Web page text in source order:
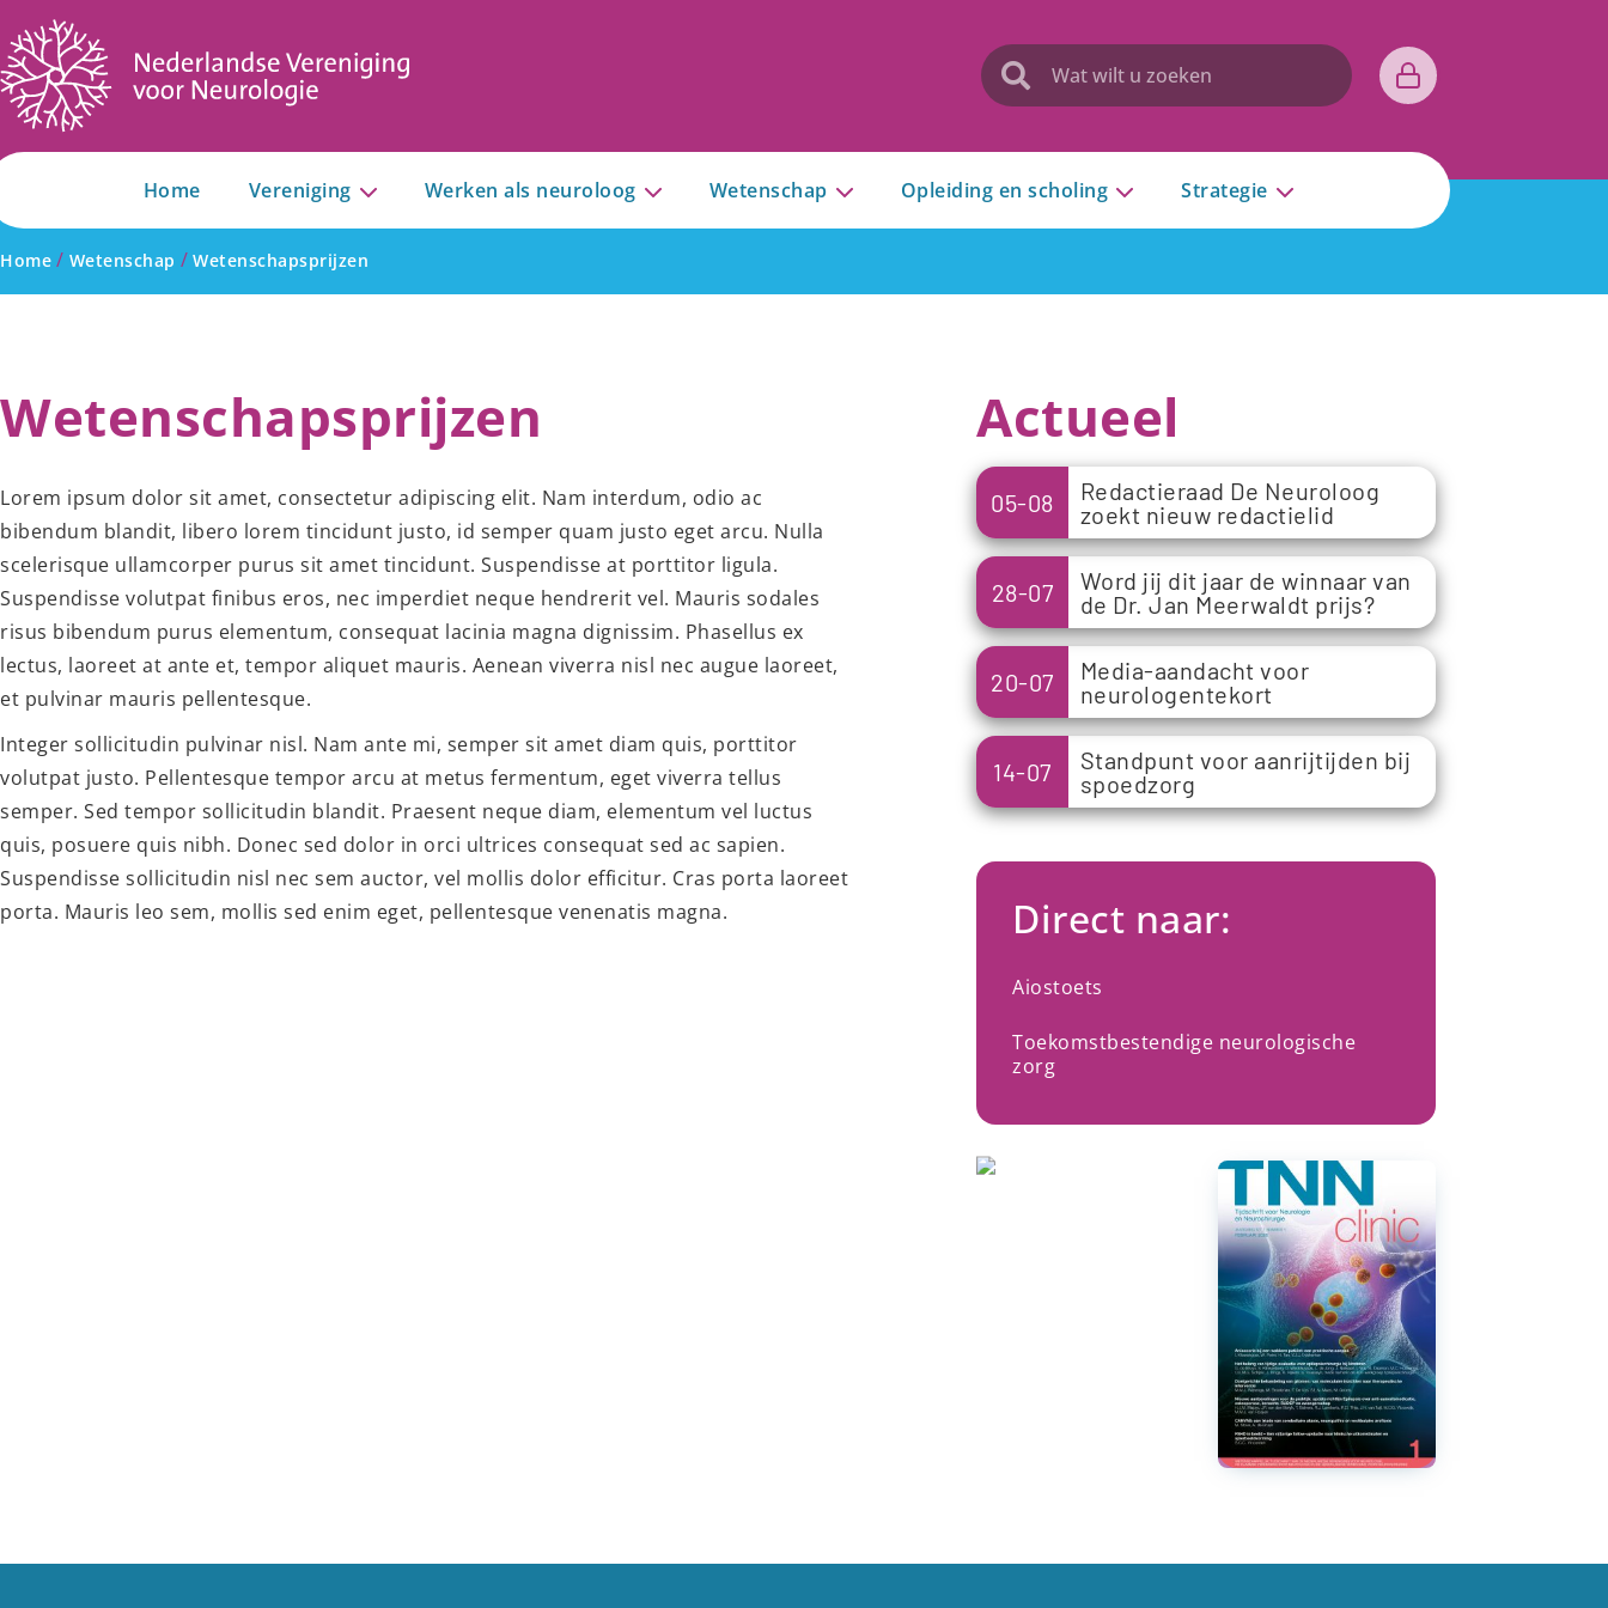
Home Vereniging Werken als neuroloog Wetenschap Opleiding en scholing Strategie
Home / Wetenschap / Wetenschapsprijzen
Wetenschapsprijzen
Lorem ipsum dolor sit amet, consectetur adipiscing elit. Nam interdum, odio ac
bibendum blandit, libero lorem tincidunt justo, id semper quam justo eget arcu. Nulla
scelerisque ullamcorper purus sit amet tincidunt. Suspendisse at porttitor ligula.
Suspendisse volutpat finibus eros, nec imperdiet neque hendrerit vel. Mauris sodales
risus bibendum purus elementum, consequat lacinia magna dignissim. Phasellus ex
lectus, laoreet at ante et, tempor aliquet mauris. Aenean viverra nisl nec augue laoreet,
et pulvinar mauris pellentesque.
Integer sollicitudin pulvinar nisl. Nam ante mi, semper sit amet diam quis, porttitor
volutpat justo. Pellentesque tempor arcu at metus fermentum, eget viverra tellus
semper. Sed tempor sollicitudin blandit. Praesent neque diam, elementum vel luctus
quis, posuere quis nibh. Donec sed dolor in orci ultrices consequat sed ac sapien.
Suspendisse sollicitudin nisl nec sem auctor, vel mollis dolor efficitur. Cras porta laoreet
porta. Mauris leo sem, mollis sed enim eget, pellentesque venenatis magna.
Actueel
05-08
Redactieraad De Neuroloog
zoekt nieuw redactielid
28-07
Word jij dit jaar de winnaar van
de Dr. Jan Meerwaldt prijs?
20-07
Media-aandacht voor
neurologentekort
14-07
Standpunt voor aanrijtijden bij
spoedzorg
Direct naar:
Aiostoets
Toekomstbestendige neurologische
zorg